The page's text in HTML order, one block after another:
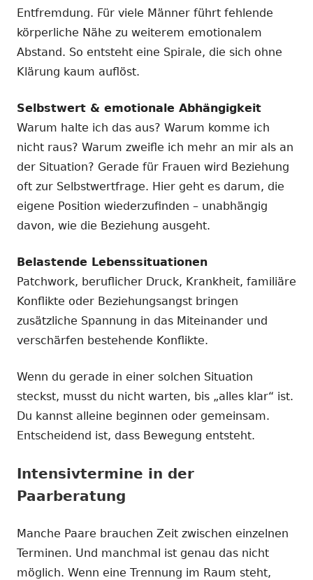
Entfremdung. Für viele Männer führt fehlende
körperliche Nähe zu weiterem emotionalem
Abstand. So entsteht eine Spirale, die sich ohne
Klärung kaum auflöst.
Selbstwert & emotionale Abhängigkeit
Warum halte ich das aus? Warum komme ich
nicht raus? Warum zweifle ich mehr an mir als an
der Situation? Gerade für Frauen wird Beziehung
oft zur Selbstwertfrage. Hier geht es darum, die
eigene Position wiederzufinden – unabhängig
davon, wie die Beziehung ausgeht.
Belastende Lebenssituationen
Patchwork, beruflicher Druck, Krankheit, familiäre
Konflikte oder Beziehungsangst bringen
zusätzliche Spannung in das Miteinander und
verschärfen bestehende Konflikte.
Wenn du gerade in einer solchen Situation
steckst, musst du nicht warten, bis „alles klar“ ist.
Du kannst alleine beginnen oder gemeinsam.
Entscheidend ist, dass Bewegung entsteht.
Intensivtermine in der
Paarberatung
Manche Paare brauchen Zeit zwischen einzelnen
Terminen. Und manchmal ist genau das nicht
möglich. Wenn eine Trennung im Raum steht,